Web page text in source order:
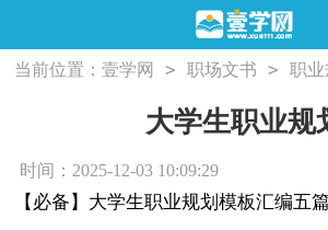
当前位置：壹学网 > 职场文书 > 职业
大学生职业规
时间：2025-12-03 10:09:29
【必备】大学生职业规划模板汇编五篇